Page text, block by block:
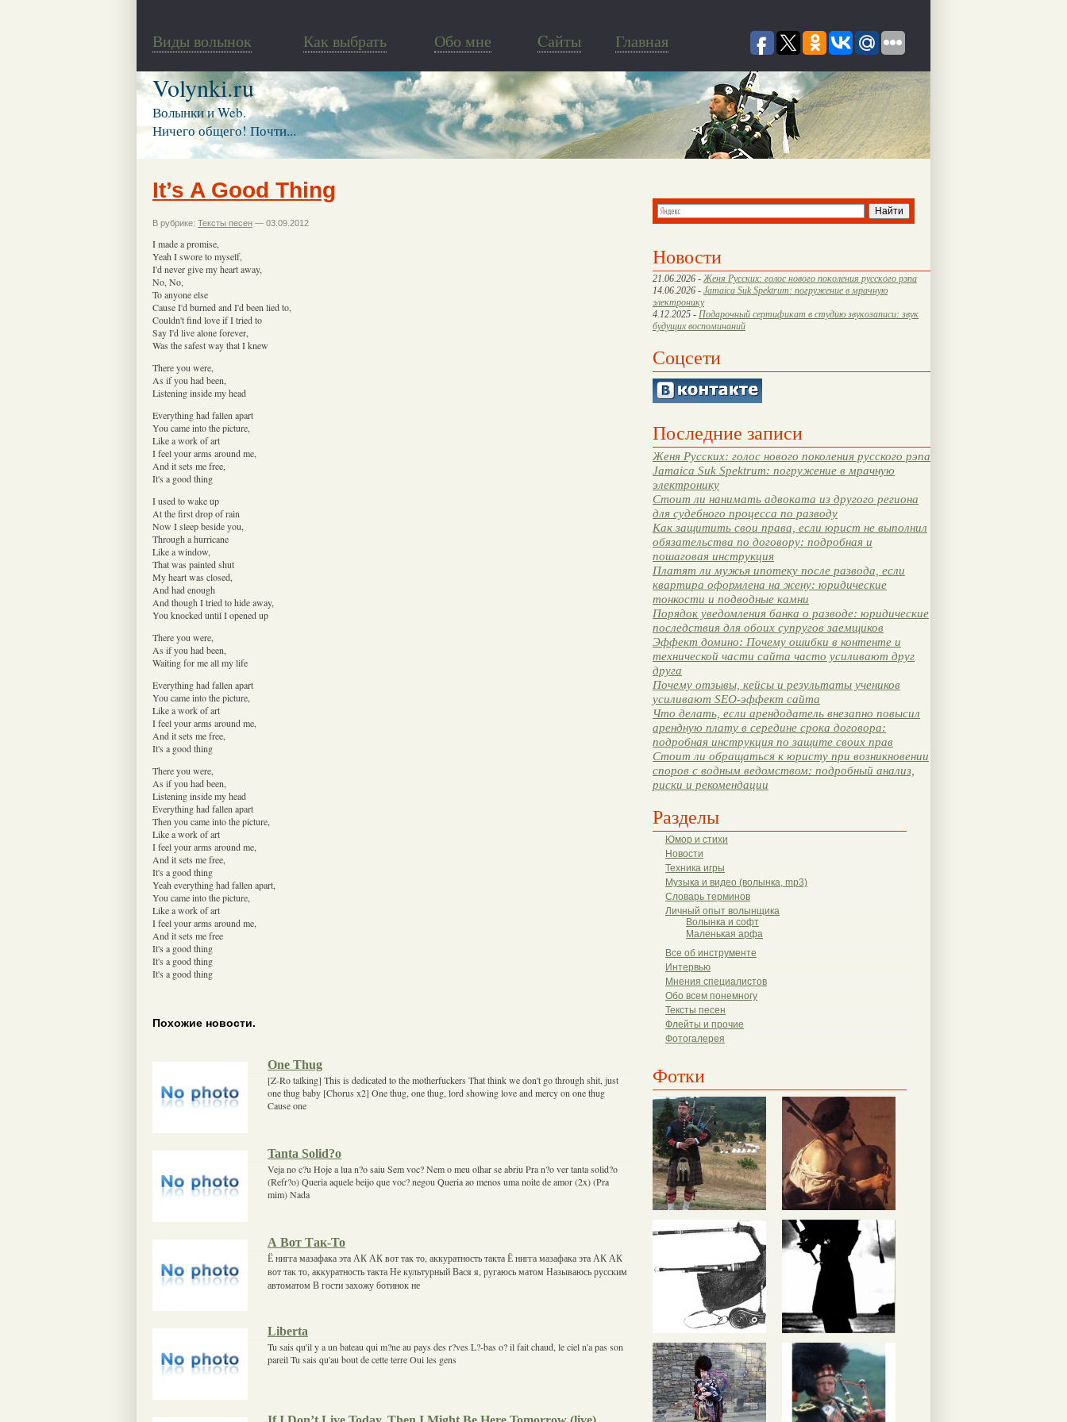
Виды волынок Как выбрать Обо мне Cайты Главная
Volynki.ru
Волынки и Web.
Ничего общего! Почти...
Новости
21.06.2026 - Женя Русских: голос нового поколения русского рэпа
14.06.2026 - Jamaica Suk Spektrum: погружение в мрачную
электронику
4.12.2025 - Подарочный сертификат в студию звукозаписи: звук
будущих воспоминаний
Соцсети
Последние записи
Женя Русских: голос нового поколения русского рэпа
Jamaica Suk Spektrum: погружение в мрачную
электронику
Стоит ли нанимать адвоката из другого региона
для судебного процесса по разводу
Как защитить свои права, если юрист не выполнил
обязательства по договору: подробная и
пошаговая инструкция
Платят ли мужья ипотеку после развода, если
квартира оформлена на жену: юридические
тонкости и подводные камни
Порядок уведомления банка о разводе: юридические
последствия для обоих супругов заемщиков
Эффект домино: Почему ошибки в контенте и
технической части сайта часто усиливают друг
друга
Почему отзывы, кейсы и результаты учеников
усиливают SEO-эффект сайта
Что делать, если арендодатель внезапно повысил
арендную плату в середине срока договора:
подробная инструкция по защите своих прав
Стоит ли обращаться к юристу при возникновении
споров с водным ведомством: подробный анализ,
риски и рекомендации
Разделы
Юмор и стихи
Новости
Техника игры
Музыка и видео (волынка, mp3)
Словарь терминов
Личный опыт волынщика
Волынка и софт
Маленькая арфа
Все об инструменте
Интервью
Мнения специалистов
Обо всем понемногу
Тексты песен
Флейты и прочие
Фотогалерея
Фотки
It’s A Good Thing
В рубрике: Тексты песен — 03.09.2012
I made a promise,
Yeah I swore to myself,
I'd never give my heart away,
No, No,
To anyone else
Cause I'd burned and I'd been lied to,
Couldn't find love if I tried to
Say I'd live alone forever,
Was the safest way that I knew
There you were,
As if you had been,
Listening inside my head
Everything had fallen apart
You came into the picture,
Like a work of art
I feel your arms around me,
And it sets me free,
It's a good thing
I used to wake up
At the first drop of rain
Now I sleep beside you,
Through a hurricane
Like a window,
That was painted shut
My heart was closed,
And had enough
And though I tried to hide away,
You knocked until I opened up
There you were,
As if you had been,
Waiting for me all my life
Everything had fallen apart
You came into the picture,
Like a work of art
I feel your arms around me,
And it sets me free,
It's a good thing
There you were,
As if you had been,
Listening inside my head
Everything had fallen apart
Then you came into the picture,
Like a work of art
I feel your arms around me,
And it sets me free,
It's a good thing
Yeah everything had fallen apart,
You came into the picture,
Like a work of art
I feel your arms around me,
And it sets me free
It's a good thing
It's a good thing
It's a good thing
Похожие новости.
One Thug
[Z-Ro talking] This is dedicated to the motherfuckers That think we don't go through shit, just
one thug baby [Chorus x2] One thug, one thug, lord showing love and mercy on one thug
Cause one
Tanta Solid?o
Veja no c?u Hoje a lua n?o saiu Sem voc? Nem o meu olhar se abriu Pra n?o ver tanta solid?o
(Refr?o) Queria aquele beijo que voc? negou Queria ao menos uma noite de amor (2x) (Pra
mim) Nada
А Вот Так-То
Ё нигга мазафака эта АК АК вот так то, аккуратность такта Ё нигга мазафака эта АК АК
вот так то, аккуратность такта Не культурный Вася я, ругаюсь матом Называюсь русским
автоматом В гости захожу ботинок не
Liberta
Tu sais qu'il y a un bateau qui m?ne au pays des r?ves L?-bas o? il fait chaud, le ciel n'a pas son
pareil Tu sais qu'au bout de cette terre Oui les gens